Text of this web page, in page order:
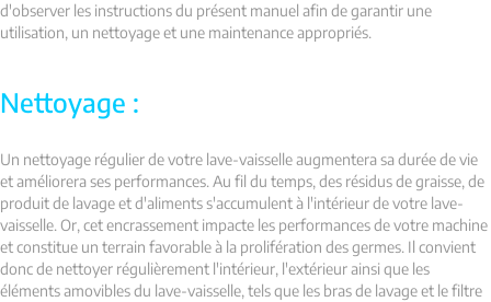
d'observer les instructions du présent manuel afin de garantir une
utilisation, un nettoyage et une maintenance appropriés.
Nettoyage :
Un nettoyage régulier de votre lave-vaisselle augmentera sa durée de vie
et améliorera ses performances. Au fil du temps, des résidus de graisse, de
produit de lavage et d'aliments s'accumulent à l'intérieur de votre lave-
vaisselle. Or, cet encrassement impacte les performances de votre machine
et constitue un terrain favorable à la prolifération des germes. Il convient
donc de nettoyer régulièrement l'intérieur, l'extérieur ainsi que les
éléments amovibles du lave-vaisselle, tels que les bras de lavage et le filtre